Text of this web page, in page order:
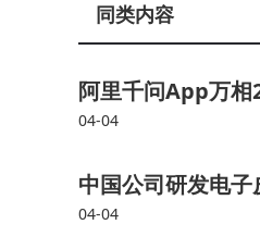
的学霸，因行业收
专业跨度巨大，其展
品牌运营老将
中，以“创意置换资源
同类内容
阿里千问App万相
04-04
中国公司研发电
04-04